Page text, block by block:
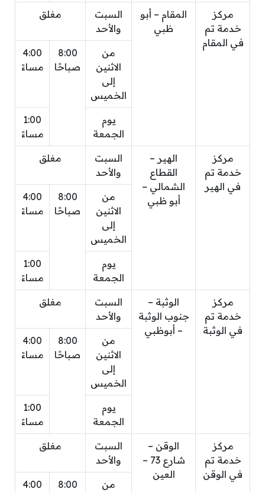
مركز
خدمة تم
في المقام
المقام – أبو
ظبي
السبت
والأحد
مغلق
من
الاثنين
إلى
الخميس
8:00
صباحًا
4:00
مساءً
يوم
الجمعة
1:00
مساءً
مركز
خدمة تم
في الهير
الهير –
القطاع
الشمالي –
أبو ظبي
السبت
والأحد
مغلق
من
الاثنين
إلى
الخميس
8:00
صباحًا
4:00
مساءً
يوم
الجمعة
1:00
مساءً
مركز
خدمة تم
في الوثبة
الوثبة –
جنوب الوثبة
– أبوظبي
السبت
والأحد
مغلق
من
الاثنين
إلى
الخميس
8:00
صباحًا
4:00
مساءً
يوم
الجمعة
1:00
مساءً
مركز
خدمة تم
في الوقن
الوقن –
شارع 73 –
العين
السبت
والأحد
مغلق
من
8:00
4:00